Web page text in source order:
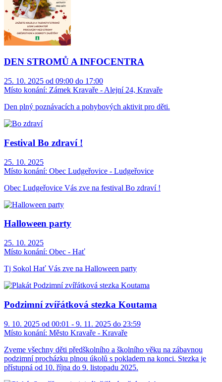
DEN STROMŮ A INFOCENTRA
25. 10. 2025 od 09:00 do 17:00
Místo konání: Zámek Kravaře - Alejní 24, Kravaře
Den plný poznávacích a pohybových aktivit pro děti.
Festival Bo zdraví !
25. 10. 2025
Místo konání: Obec Ludgeřovice - Ludgeřovice
Obec Ludgeřovice Vás zve na festival Bo zdraví !
Halloween party
25. 10. 2025
Místo konání: Obec - Hať
Tj Sokol Hať Vás zve na Halloween party
Podzimní zvířátková stezka Koutama
9. 10. 2025 od 00:01 - 9. 11. 2025 do 23:59
Místo konání: Město Kravaře - Kravaře
Zveme všechny děti předškolního a školního věku na zábavnou
podzimní procházku plnou úkolů s pokladem na konci. Stezka je
přístupná od 10. října do 9. listopadu 2025.